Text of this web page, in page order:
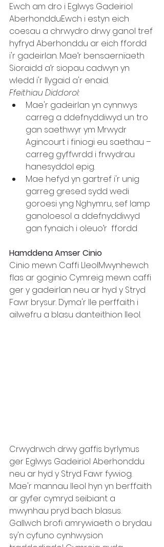
Ewch am dro i Eglwys Gadeiriol
AberhondduEwch i estyn eich
coesau a chrwydro drwy ganol tref
hyfryd Aberhonddu ar eich ffordd
i'r gadeirlan. Mae’r bensaernïaeth
Sioraidd a’r siopau cadwyn yn
wledd i'r llygaid a'r enaid.
Ffeithiau Diddorol:
Mae'r gadeirlan yn cynnwys
carreg a ddefnyddiwyd un tro
gan saethwyr ym Mrwydr
Agincourt i finiogi eu saethau –
carreg gyffwrdd i frwydrau
hanesyddol epig.
Mae hefyd yn gartref i'r unig
garreg gresed sydd wedi
goroesi yng Nghymru, sef lamp
ganoloesol a ddefnyddiwyd
gan fynaich i oleuo’r  ffordd
Hamddena Amser Cinio
Cinio mewn Caffi LleolMwynhewch
flas ar goginio Cymreig mewn caffi
ger y gadeirlan neu ar hyd y Stryd
Fawr brysur. Dyma'r lle perffaith i
ailwefru a blasu danteithion lleol.
Crwydrwch drwy gaffis byrlymus
ger Eglwys Gadeiriol Aberhonddu
neu ar hyd y Stryd Fawr fywiog.
Mae'r mannau lleol hyn yn berffaith
ar gyfer cymryd seibiant a
mwynhau pryd bach blasus.
Gallwch brofi amrywiaeth o brydau
sy'n cyfuno cynhwysion